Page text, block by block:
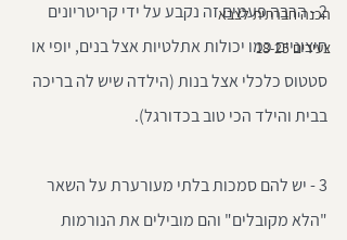
הכנה חברתית לצבא
צעירים 18-25
2 - הרבה פעמים זה נקבע על ידי קריטריונים
חיצוניים כמו יכולות אתלטיות אצל בנים, יופי או
סטטוס כלכלי אצל בנות (הילדה שיש לה בריכה
בבית והילד הכי טוב בכדורגל).
3 - יש להם סמכות בלתי מעורערת על השאר
"הלא מקובלים" והם מובילים את הנורמות